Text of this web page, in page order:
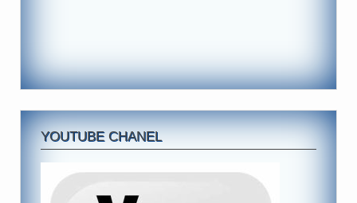
YOUTUBE CHANEL